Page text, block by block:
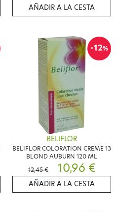
AÑADIR A LA CESTA
-12%
BELIFLOR
BELIFLOR COLORATION CREME 13
BLOND AUBURN 120 ML
12,45 €
10,96 €
AÑADIR A LA CESTA